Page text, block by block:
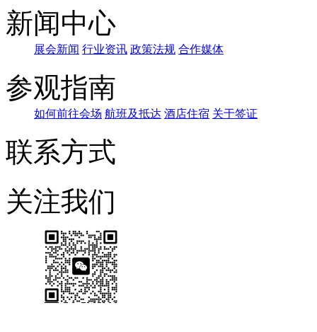
新闻中心
展会新闻 行业资讯 政策法规 合作媒体
参观指南
如何前往会场 航班及抵达 酒店住宿 关于签证
联系方式
关注我们